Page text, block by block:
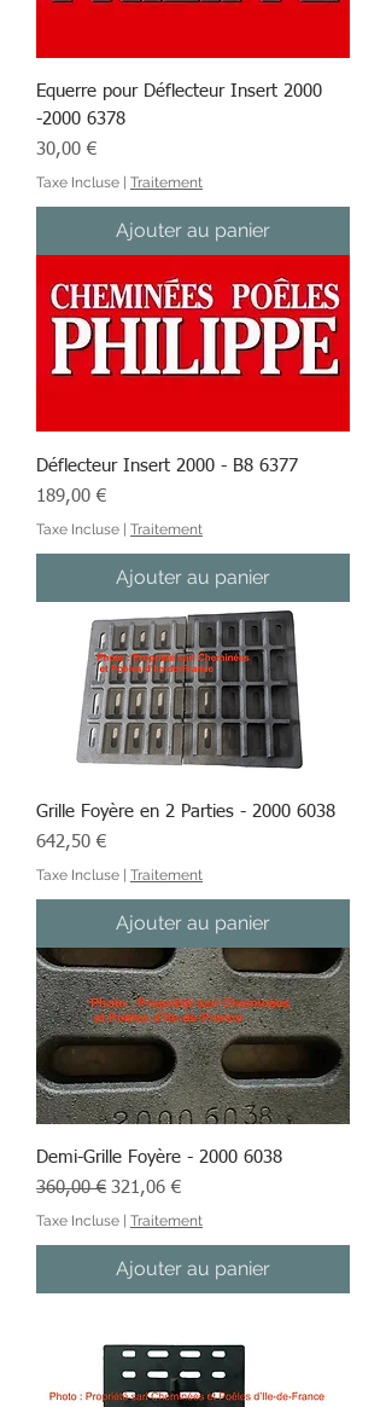
Equerre pour Déflecteur Insert 2000
-2000 6378
Prix
30,00 €
Taxe Incluse Traitement
Ajouter au panier
Déflecteur Insert 2000 - B8 6377
Prix
189,00 €
Taxe Incluse | Traitement
Ajouter au panier
Grille Foyère en 2 Parties - 2000 6038
Prix
642,50 €
Taxe Incluse Traitement
Ajouter au panier
Demi-Grille Foyère - 2000 6038
Prix original
360,00 € Prix promotionnel
321,06 €
Taxe Incluse Traitement
Ajouter au panier